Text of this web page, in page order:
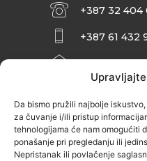
Da bismo pružili najbolje
za čuvanje i/ili pristup
tehnologijama će nam omogućiti
ponašanje pri pregledanju ili
Nepristanak ili povlačenje
+387 32 404
+387 61 432